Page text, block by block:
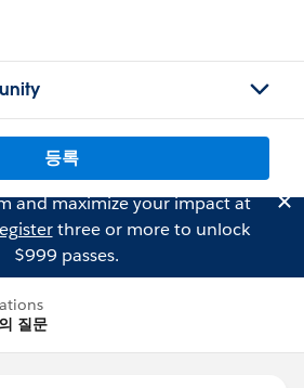
등록
and maximize your impact at
three or more to unlock
$999 passes.
질문